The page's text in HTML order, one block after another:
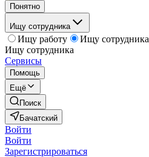
Понятно
Ищу сотрудника
Ищу работу
Ищу сотрудника
Ищу сотрудника
Сервисы
Помощь
Ещё
Поиск
Бачатский
Войти
Войти
Зарегистрироваться